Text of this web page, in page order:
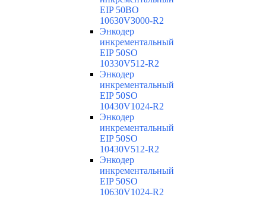
EIP 50BO
10630V3000-R2
Энкодер
инкрементальный
EIP 50SO
10330V512-R2
Энкодер
инкрементальный
EIP 50SO
10430V1024-R2
Энкодер
инкрементальный
EIP 50SO
10430V512-R2
Энкодер
инкрементальный
EIP 50SO
10630V1024-R2